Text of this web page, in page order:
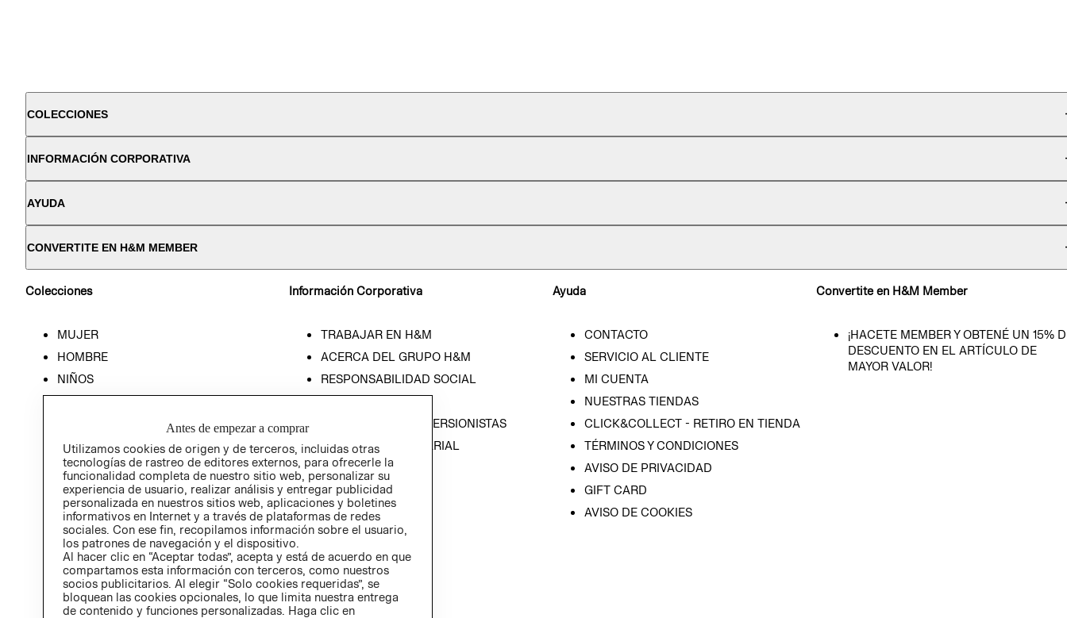
COLECCIONES
INFORMACIÓN CORPORATIVA
AYUDA
CONVERTITE EN H&M MEMBER
Colecciones
MUJER
HOMBRE
NIÑOS
Información Corporativa
TRABAJAR EN H&M
ACERCA DEL GRUPO H&M
RESPONSABILIDAD SOCIAL
RELACIÓN CON INVERSIONISTAS
POLÍTICA EMPRESARIAL
Ayuda
CONTACTO
SERVICIO AL CLIENTE
MI CUENTA
NUESTRAS TIENDAS
CLICK&COLLECT - RETIRO EN TIENDA
TÉRMINOS Y CONDICIONES
AVISO DE PRIVACIDAD
GIFT CARD
AVISO DE COOKIES
Convertite en H&M Member
¡HACETE MEMBER Y OBTENÉ UN 15%
DESCUENTO EN EL ARTÍCULO DE
MAYOR VALOR!
Antes de empezar a comprar
Utilizamos cookies de origen y de terceros, incluidas otras
tecnologías de rastreo de editores externos, para ofrecerle la
funcionalidad completa de nuestro sitio web, personalizar su
experiencia de usuario, realizar análisis y entregar publicidad
personalizada en nuestros sitios web, aplicaciones y boletines
informativos en Internet y a través de plataformas de redes
sociales. Con ese fin, recopilamos información sobre el usuario,
los patrones de navegación y el dispositivo.
Al hacer clic en “Aceptar todas”, acepta y está de acuerdo en que
compartamos esta información con terceros, como nuestros
socios publicitarios. Al elegir “Solo cookies requeridas”, se
bloquean las cookies opcionales, lo que limita nuestra entrega
de contenido y funciones personalizadas. Haga clic en